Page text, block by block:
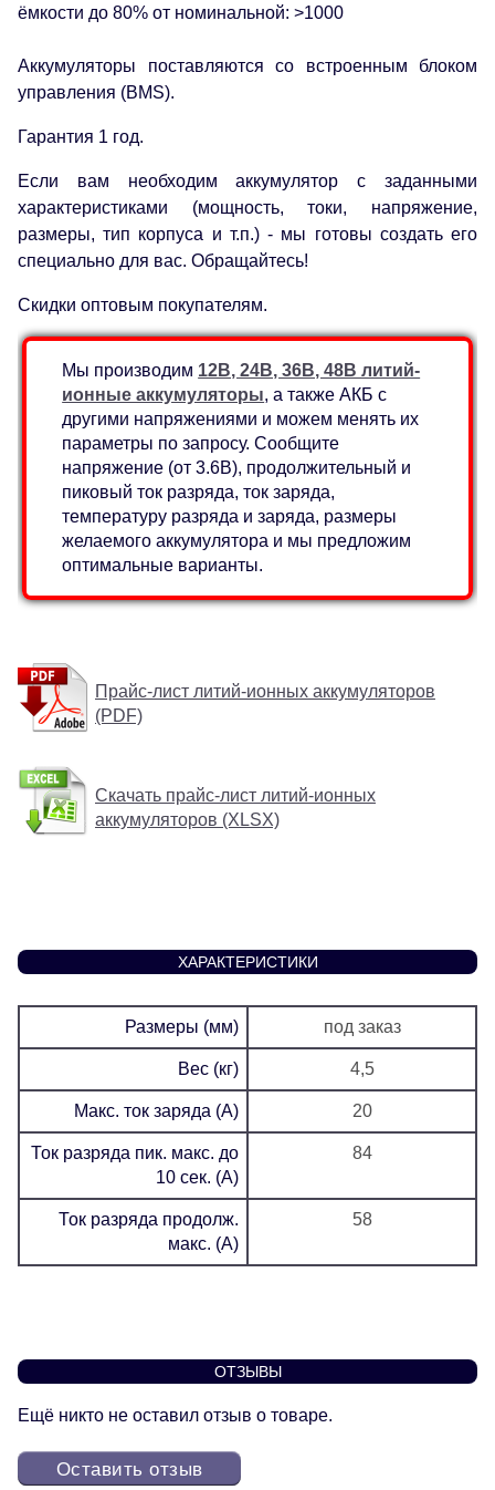
ёмкости до 80% от номинальной: >1000
Аккумуляторы поставляются со встроенным блоком
управления (BMS).
Гарантия 1 год.
Если вам необходим аккумулятор с заданными
характеристиками (мощность, токи, напряжение,
размеры, тип корпуса и т.п.) - мы готовы создать его
специально для вас. Обращайтесь!
Скидки оптовым покупателям.
Мы производим 12В, 24В, 36В, 48В литий-
ионные аккумуляторы, а также АКБ с
другими напряжениями и можем менять их
параметры по запросу. Сообщите
напряжение (от 3.6В), продолжительный и
пиковый ток разряда, ток заряда,
температуру разряда и заряда, размеры
желаемого аккумулятора и мы предложим
оптимальные варианты.
Прайс-лист литий-ионных аккумуляторов
(PDF)
Скачать прайс-лист литий-ионных
аккумуляторов (XLSX)
ХАРАКТЕРИСТИКИ
Размеры (мм) под заказ
Вес (кг) 4,5
Макс. ток заряда (А) 20
Ток разряда пик. макс. до
10 сек. (А)
84
Ток разряда продолж.
макс. (А)
58
ОТЗЫВЫ
Ещё никто не оставил отзыв о товаре.
Оставить отзыв